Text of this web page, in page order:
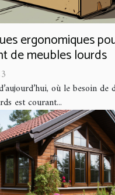
ergonomiques
de meubles lourds
où le besoin de
est courant...